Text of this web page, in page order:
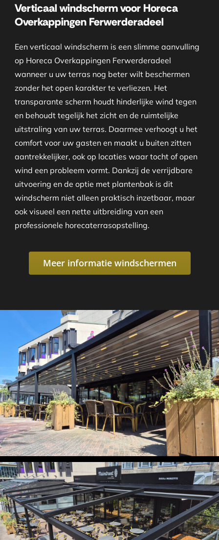
Verticaal windscherm voor Horeca
Overkappingen Ferwerderadeel
Een verticaal windscherm is een slimme aanvulling
op Horeca Overkappingen Ferwerderadeel
wanneer u uw terras nog beter wilt beschermen
zonder het open karakter te verliezen. Het
transparante scherm houdt hinderlijke wind tegen
en behoudt tegelijk het zicht en de ruimtelijke
uitstraling van uw terras. Daarmee verhoogt u het
comfort voor uw gasten en maakt u buiten zitten
aantrekkelijker, ook op locaties waar tocht of open
wind een probleem vormt. Dankzij de verrijdbare
uitvoering en de optie met plantenbak is dit
windscherm niet alleen praktisch inzetbaar, maar
ook visueel een nette uitbreiding van een
professionele horecaterrasopstelling.
Meer informatie windschermen